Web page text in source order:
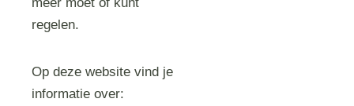
regelen.
Op deze website vind je
informatie over: